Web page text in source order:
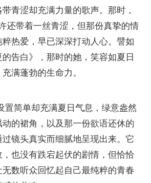
青涩却充满力量的歌声。那时，
还带着一丝青涩，但那份真挚的情
热爱，早已深深打动人心。譬如
告白》，那时的她，笑容如夏日
满蓬勃的生命力。
置简单却充满夏日气息，绿意盎然
的裙角，以及那一份欲语还休的
镜头真实而细腻地呈现出来。它
也没有跌宕起伏的剧情，但恰恰
数听众回忆起自己最纯粹的青春